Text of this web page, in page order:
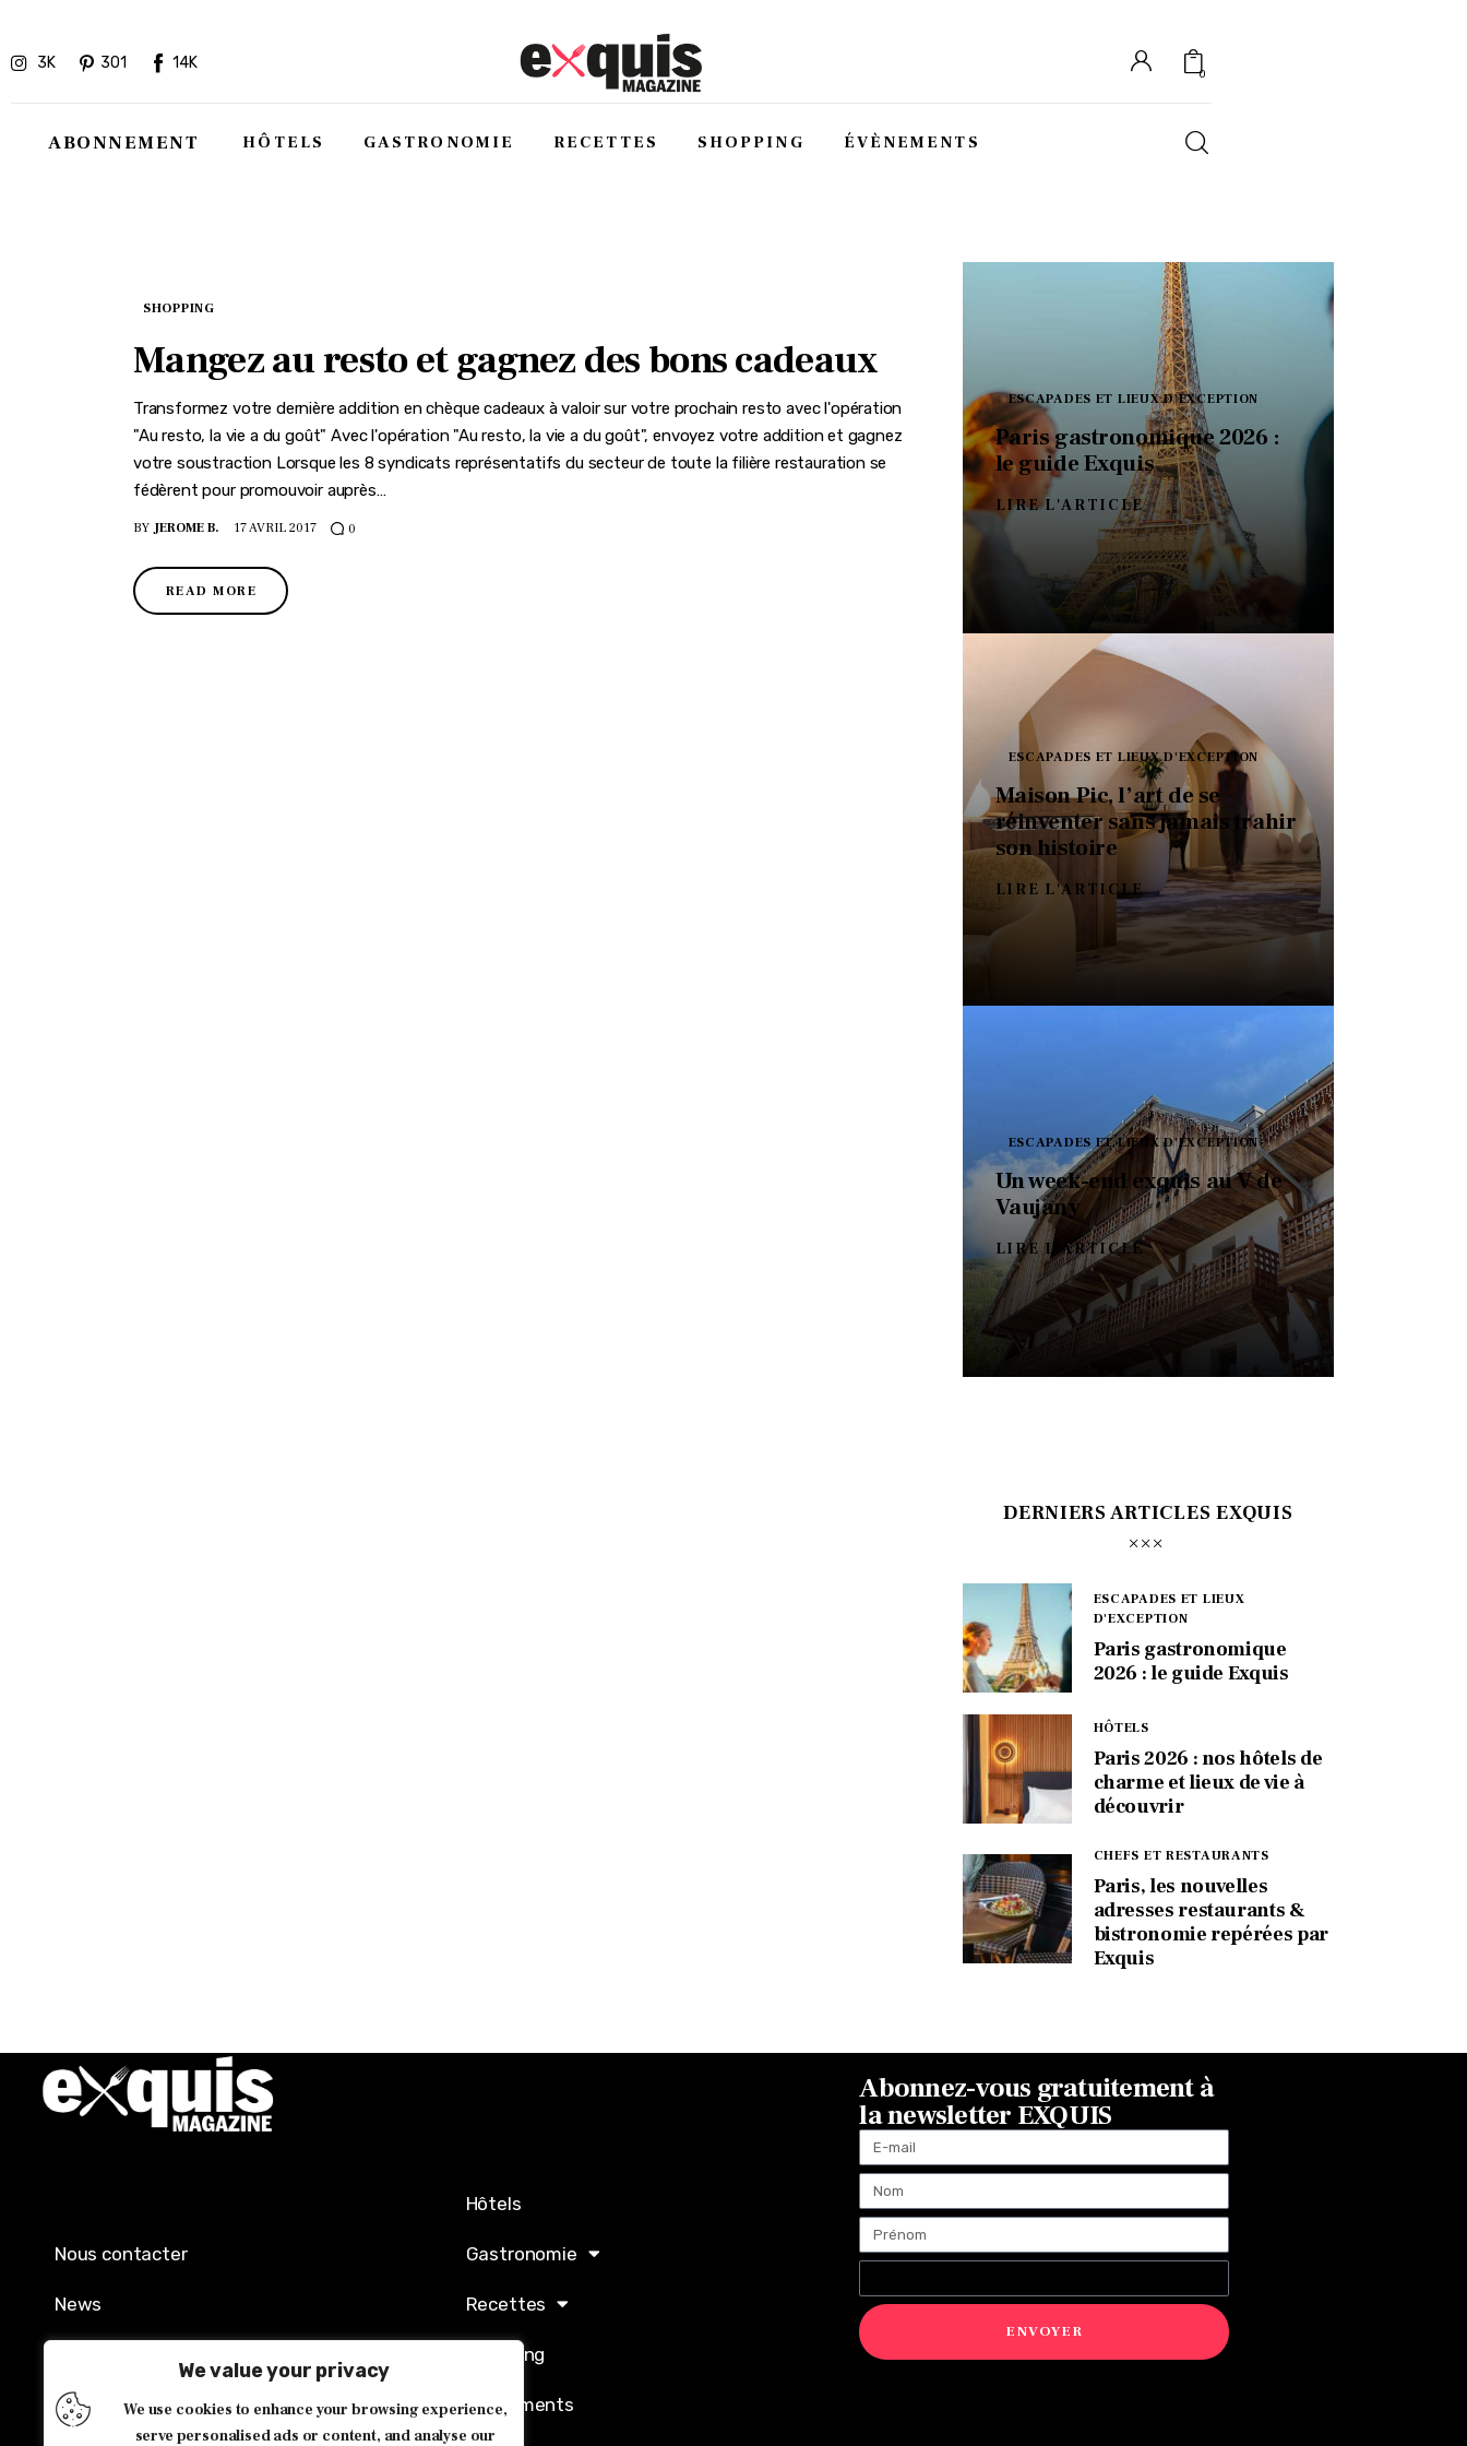
We value your privacy
We use cookies to enhance your browsing experience,
serve personalised ads or content, and analyse our
3K 301 14K
0
ABONNEMENT HÔTELS GASTRONOMIE RECETTES SHOPPING ÉVÈNEMENTS
Gastronomie
Recettes
SHOPPING
Mangez au resto et gagnez des bons cadeaux
Transformez votre dernière addition en chèque cadeaux à valoir sur votre prochain resto avec l'opération
"Au resto, la vie a du goût" Avec l'opération "Au resto, la vie a du goût", envoyez votre addition et gagnez
votre soustraction Lorsque les 8 syndicats représentatifs du secteur de toute la filière restauration se
fédèrent pour promouvoir auprès…
BY JEROME B. 17 AVRIL 2017 0
READ MORE
ESCAPADES ET LIEUX D'EXCEPTION
Paris gastronomique 2026 :
le guide Exquis
LIRE L'ARTICLE
ESCAPADES ET LIEUX D'EXCEPTION
Maison Pic, l’art de se
réinventer sans jamais trahir
son histoire
LIRE L'ARTICLE
ESCAPADES ET LIEUX D'EXCEPTION
Un week-end exquis au V de
Vaujany
LIRE L'ARTICLE
DERNIERS ARTICLES EXQUIS
ESCAPADES ET LIEUX
D'EXCEPTION
Paris gastronomique
2026 : le guide Exquis
HÔTELS
Paris 2026 : nos hôtels de
charme et lieux de vie à
découvrir
CHEFS ET RESTAURANTS
Paris, les nouvelles
adresses restaurants &
bistronomie repérées par
Exquis
Nous contacter
News
Politique de confidentialité
Hôtels
Gastronomie
Recettes
Shopping
Évènements
Abonnez-vous gratuitement à
la newsletter EXQUIS
ENVOYER